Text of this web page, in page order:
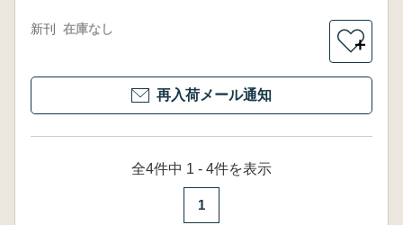
新刊 在庫なし
＋
再入荷メール通知
全4件中 1 - 4件を表示
1